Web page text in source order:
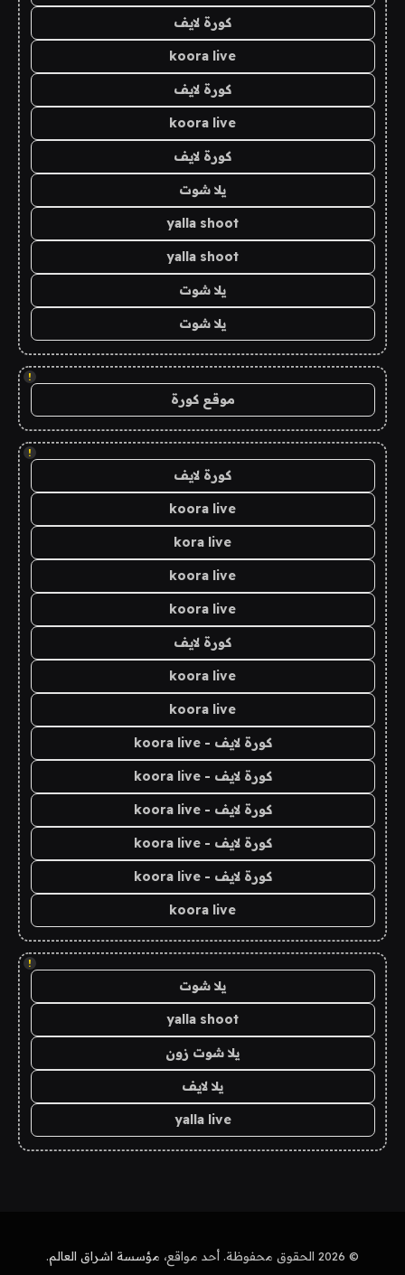
كورة لايف
koora live
كورة لايف
koora live
كورة لايف
يلا شوت
yalla shoot
yalla shoot
يلا شوت
يلا شوت
!
موقع كورة
!
كورة لايف
koora live
kora live
koora live
koora live
كورة لايف
koora live
koora live
كورة لايف - koora live
كورة لايف - koora live
كورة لايف - koora live
كورة لايف - koora live
كورة لايف - koora live
koora live
!
يلا شوت
yalla shoot
يلا شوت زون
يلا لايف
yalla live
© 2026 الحقوق محفوظة. أحد مواقع، مؤسسة اشراق العالم.